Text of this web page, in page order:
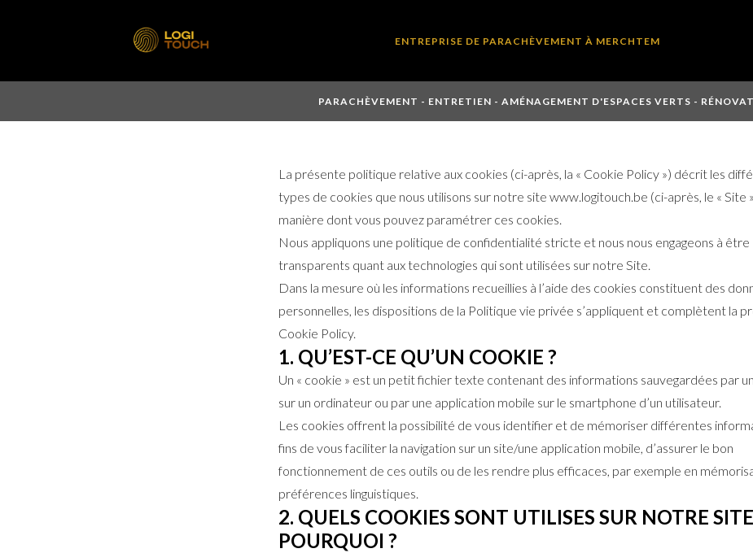
ENTREPRISE DE PARACHÈVEMENT À MERCHTEM
PARACHÈVEMENT - ENTRETIEN - AMÉNAGEMENT D'ESPACES VERTS -
La présente politique relative aux cookies (ci-après, la « Cookie Policy ») décrit les
types de cookies que nous utilisons sur notre site www.logitouch.be (ci-après, le « Site
manière dont vous pouvez paramétrer ces cookies.
Nous appliquons une politique de confidentialité stricte et nous nous engageons à être
transparents quant aux technologies qui sont utilisées sur notre Site.
Dans la mesure où les informations recueillies à l’aide des cookies constituent des
personnelles, les dispositions de la Politique vie privée s’appliquent et complètent la
Cookie Policy.
1. QU’EST-CE QU’UN COOKIE ?
Un « cookie » est un petit fichier texte contenant des informations sauvegardées par
sur un ordinateur ou par une application mobile sur le smartphone d’un utilisateur.
Les cookies offrent la possibilité de vous identifier et de mémoriser différentes
fins de vous faciliter la navigation sur un site/une application mobile, d’assurer le bon
fonctionnement de ces outils ou de les rendre plus efficaces, par exemple en
préférences linguistiques.
2. QUELS COOKIES SONT UTILISES SUR NOTRE
POURQUOI ?